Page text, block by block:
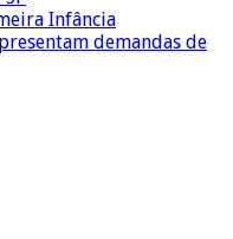
Infância
demandas de